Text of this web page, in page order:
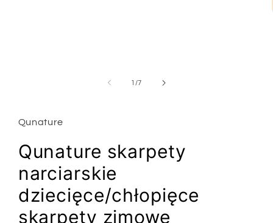
1 /z7
Qunature
Qunature skarpety
narciarskie
dziecięce/chłopięce
skarpety zimowe